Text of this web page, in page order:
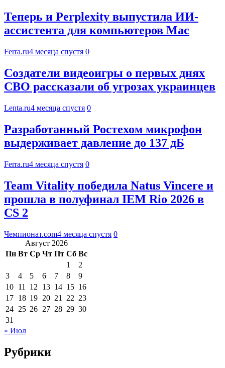
Теперь и Perplexity выпустила ИИ-
ассистента для компьютеров Mac
Ferra.ru4 месяца спустя 0
Создатели видеоигры о первых днях
СВО рассказали об угрозах украинцев
Lenta.ru4 месяца спустя 0
Разработанный Ростехом микрофон
выдерживает давление до 137 дБ
Ferra.ru4 месяца спустя 0
Team Vitality победила Natus Vincere и
прошла в полуфинал IEM Rio 2026 в
CS 2
Чемпионат.com4 месяца спустя 0
Август 2026
Пн Вт Ср Чт Пт Сб Вс
1
2
3
4 5 6 7 8
9
10 11 12 13 14 15 16
17 18 19 20 21 22 23
24 25 26 27 28 29 30
31
« Июл
Рубрики